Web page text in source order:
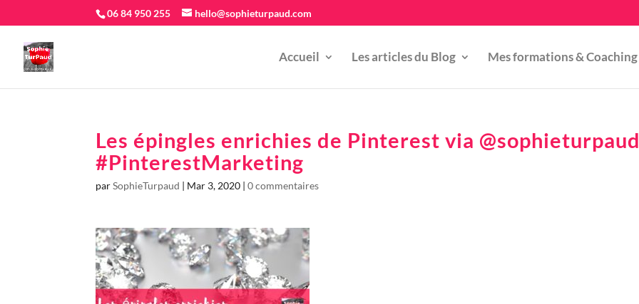
06 84 950 255 hello@sophieturpaud.com
Accueil Les articles du Blog Mes formations & Coaching
Les épingles enrichies de Pinterest via @sophieturpaud
#PinterestMarketing
parSophieTurpaud | Mar 3, 2020 |0 commentaires